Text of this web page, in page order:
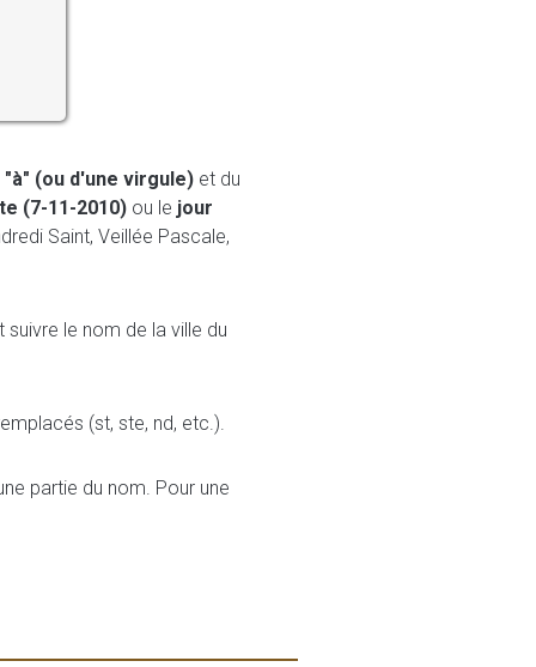
"à" (ou d'une virgule) et du
(7-11-2010) ou le jour
Saint, Veillée Pascale,
le nom de la ville du
(st, ste, nd, etc.).
partie du nom. Pour une